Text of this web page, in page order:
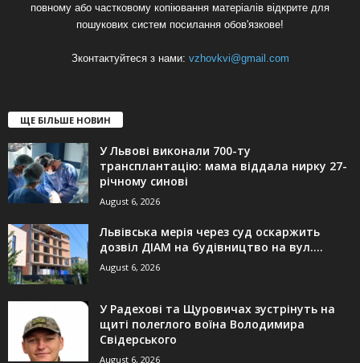
повному або частковому копіювання матеріалів відкрите для
пошукових систем посилання обов'язкове!
Зконтактуйтеся з нами: vzhovkvi@gmail.com
ЩЕ БІЛЬШЕ НОВИН
У Львові виконали 700-ту
трансплантацію: мама віддала нирку 27-
річному синові
August 6, 2026
Львівська мерія через суд оскаржить
дозвіл ДІАМ на будівництво на вул....
August 6, 2026
У Радехові та Щуровичах зустрінуть на
щиті полеглого воїна Володимира
Свідерського
August 6, 2026